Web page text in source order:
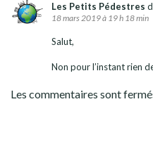
Les Petits Pédestres
18 mars 2019 à 19 h 18 min
Salut,
Non pour l’instant rien
Les commentaires sont